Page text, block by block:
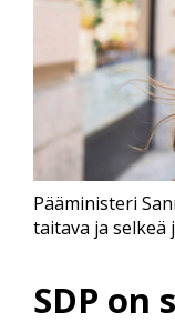
SDP on
Pääministeri
taitava ja selkeä